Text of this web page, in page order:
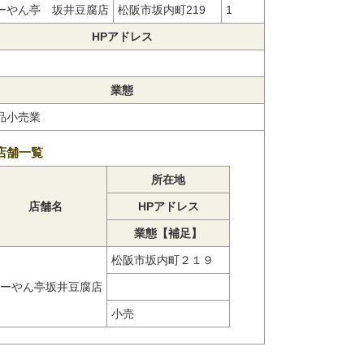
やん亭 坂井豆腐店 松阪市坂内町219 1
HPアドレス
業態
小売業
舗一覧
店舗名
所在地
HPアドレス
業態【補足】
やん亭坂井豆腐店
松阪市坂内町２１９
小売